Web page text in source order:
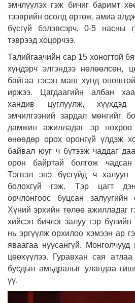
эмчлүүлэх гэж бичиг баримт
тээврийн осолд өртөж, амиа
бүсгүй бэлэвсэрч, 0-5 насны
тэврээд хоцорчээ.
Талийгаачийн сар 15 хоногтой
хүндэрч элгэндээ нөлөөлсөн,
байгаа гэсэн маш хүнд
иржээ. Цагдаагийн албан
хандив цуглуулж, хүүхдэд
эмчилгээний зардал мөнгийг
дамжин ажилладаг эр нөхрөө
өнөөдөр орох оронгүй үлдэж
байвал юуг ч бүтээж чаддаг
орон байртай болгож чадсан
Тэгвэл энэ бүсгүйд ч халуун
болохгүй гэж. Тэр цагт
орчлонгоос буцсан
Хүний эрхийн төлөө ажилладаг
хийсэн бичлэг залуу гэр
нь эргүүлж орхилоо хэмээн ар
яваагаа нуусангүй.
цөөхүүлээ. Гуравхан сая
бусдын амьдралыг уландаа
үү.